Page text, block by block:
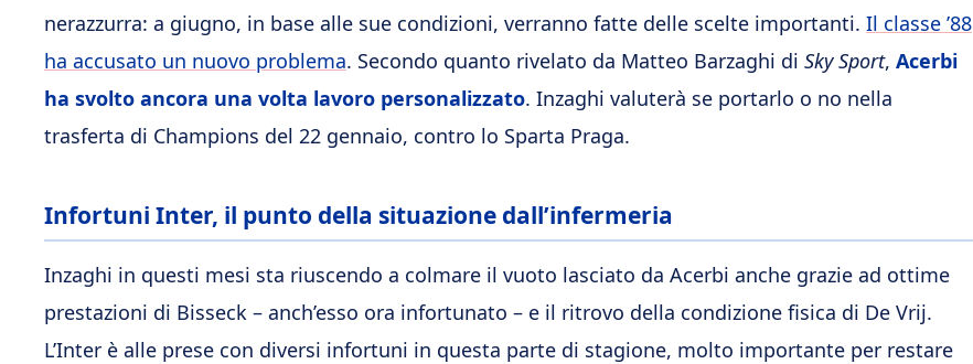
nerazzurra: a giugno, in base alle sue condizioni, verranno fatte delle scelte importanti. Il classe ’88
ha accusato un nuovo problema. Secondo quanto rivelato da Matteo Barzaghi di Sky Sport, Acerbi
ha svolto ancora una volta lavoro personalizzato. Inzaghi valuterà se portarlo o no nella
trasferta di Champions del 22 gennaio, contro lo Sparta Praga.
Infortuni Inter, il punto della situazione dall’infermeria
Inzaghi in questi mesi sta riuscendo a colmare il vuoto lasciato da Acerbi anche grazie ad ottime
prestazioni di Bisseck – anch’esso ora infortunato – e il ritrovo della condizione fisica di De Vrij.
L’Inter è alle prese con diversi infortuni in questa parte di stagione, molto importante per restare